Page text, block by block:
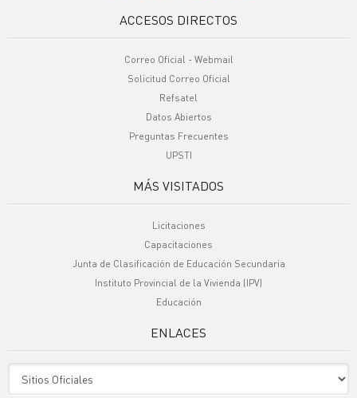
ACCESOS DIRECTOS
Correo Oficial - Webmail
Solicitud Correo Oficial
Refsatel
Datos Abiertos
Preguntas Frecuentes
UPSTI
MÁS VISITADOS
Licitaciones
Capacitaciones
Junta de Clasificación de Educación Secundaria
Instituto Provincial de la Vivienda (IPV)
Educación
ENLACES